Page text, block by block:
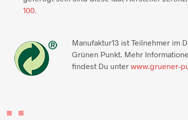
100.
Manufaktur13 ist Teilnehmer im
Grünen Punkt. Mehr
findest Du unter www.gruener-